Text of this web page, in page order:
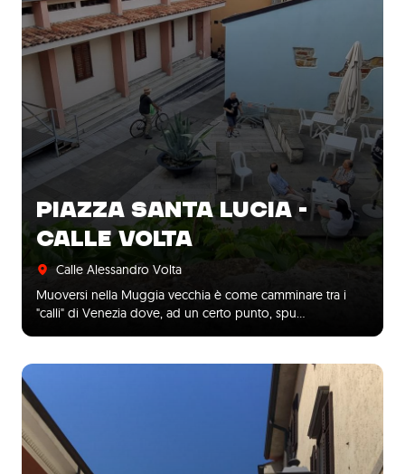
PIAZZA SANTA LUCIA -
CALLE VOLTA
Calle Alessandro Volta
Muoversi nella Muggia vecchia è come camminare tra i
"calli" di Venezia dove, ad un certo punto, spu…